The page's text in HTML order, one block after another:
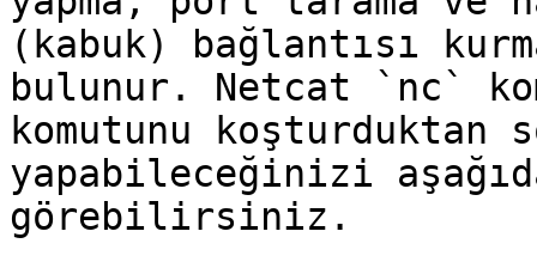
(kabuk) bağlantısı
bulunur. Netcat `nc`
komutunu
yapabileceğinizi
görebilirsiniz.